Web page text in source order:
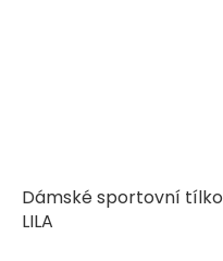
Dámské sportovní tílko
LILA